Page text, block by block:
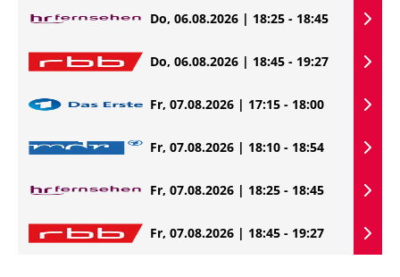
Do, 06.08.2026 | 18:25 - 18:45
Do, 06.08.2026 | 18:45 - 19:27
Fr, 07.08.2026 | 17:15 - 18:00
Fr, 07.08.2026 | 18:10 - 18:54
Fr, 07.08.2026 | 18:25 - 18:45
Fr, 07.08.2026 | 18:45 - 19:27